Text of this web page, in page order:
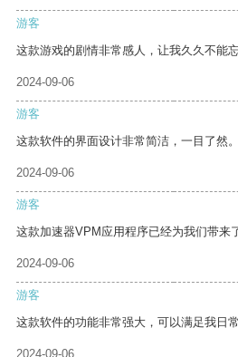
游客
这款游戏的剧情非常感人，让我久久不能忘
2024-09-06
游客
这款软件的界面设计非常简洁，一目了然。
2024-09-06
游客
这款加速器VPM应用程序已经为我们带来
2024-09-06
游客
这款软件的功能非常强大，可以满足我日
2024-09-06